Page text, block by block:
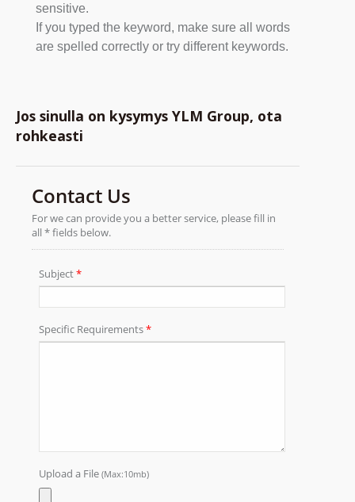
sensitive.
If you typed the keyword, make sure all words
are spelled correctly or try different keywords.
Jos sinulla on kysymys YLM Group, ota
rohkeasti